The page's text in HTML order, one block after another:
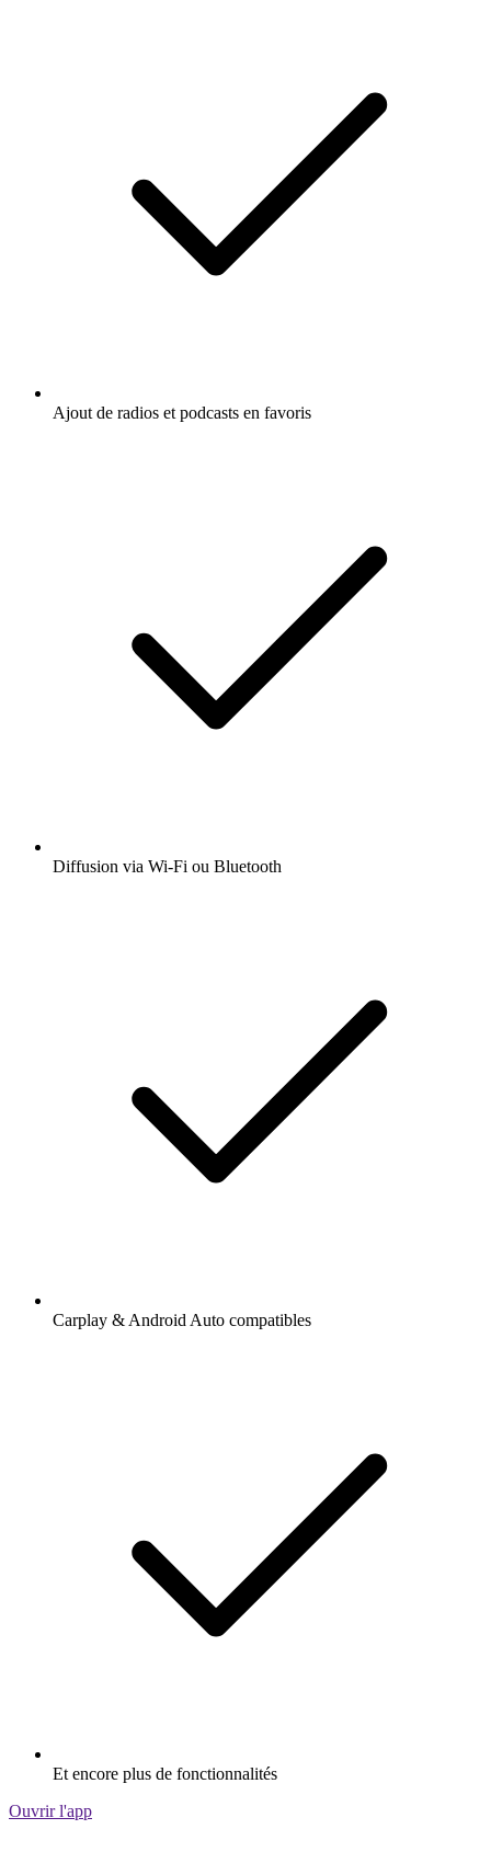
Ajout de radios et podcasts en favoris
Diffusion via Wi-Fi ou Bluetooth
Carplay & Android Auto compatibles
Et encore plus de fonctionnalités
Ouvrir l'app